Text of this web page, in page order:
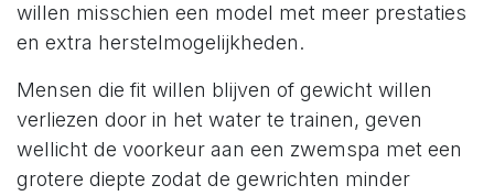
willen misschien een model met meer prestaties
en extra herstelmogelijkheden.
Mensen die fit willen blijven of gewicht willen
verliezen door in het water te trainen, geven
wellicht de voorkeur aan een zwemspa met een
grotere diepte zodat de gewrichten minder